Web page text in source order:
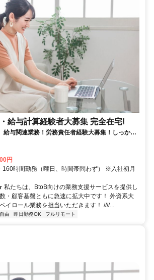
給与計算経験者大募集 完全在宅!
給与関連業務！労務責任者経験大募集！しっかり
円
160時間勤務（曜日、時間帯問わず） ※入社初月
たちは、BtoB向けの業務支援サービスを提供し
・顧客基盤ともに急速に拡大中です！ 外資系大
イロール業務を担当いただきます！ ////...
由 即日勤務OK フルリモート